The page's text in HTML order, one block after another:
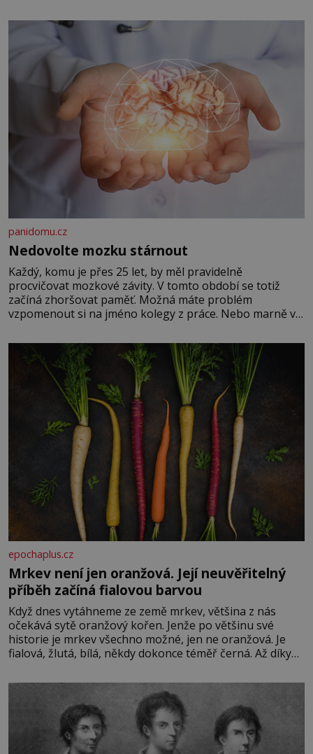
panidomu.cz
Nedovolte mozku stárnout
Každý, komu je přes 25 let, by měl pravidelně
procvičovat mozkové závity. V tomto období se totiž
začíná zhoršovat paměť. Možná máte problém
vzpomenout si na jméno kolegy z práce. Nebo marně v
Je to opravdu tak, s věkem jako kdyby se paměť
rozhodla stávkovat. Cvičte
epochaplus.cz
Mrkev není jen oranžová. Její neuvěřitelný
příběh začíná fialovou barvou
Když dnes vytáhneme ze země mrkev, většina z nás
očekává sytě oranžový kořen. Jenže po většinu své
historie je mrkev všechno možné, jen ne oranžová. Je
fialová, žlutá, bílá, někdy dokonce téměř černá. Až díky
bez které si českou zahradu ani nedokážeme představit.